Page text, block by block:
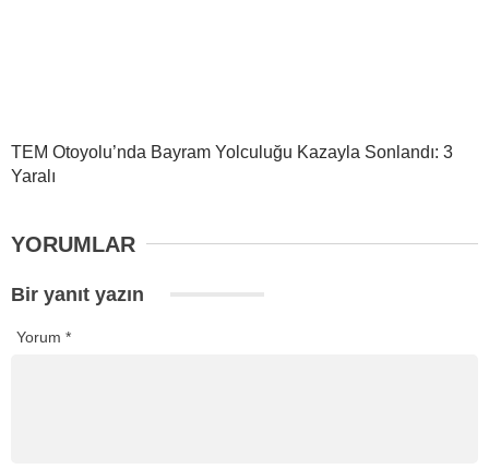
TEM Otoyolu’nda Bayram Yolculuğu Kazayla Sonlandı: 3
Yaralı
YORUMLAR
Bir yanıt yazın
Yorum *